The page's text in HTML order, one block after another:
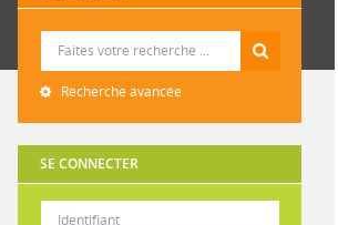
Recherche avancée
SE CONNECTER